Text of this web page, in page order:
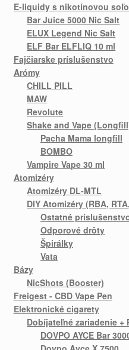
E-liquidy s nikotínovou
Bar Juice 5000 Nic Salt
ELUX Legend Nic Salt
ELF Bar ELFLIQ 10 ml
Fajčiarske príslušenstvo
Arómy
CHILL PILL
MAW
Revolute
Shake and Vape
Pacha Mama longfill
BOMBO
Vampire Vape 30 ml
Atomizéry
Atomizéry DL-MTL
DIY Atomizéry (RBA,
Ostatné
Odporové drôty
Špirálky
Vata
Bázy
NicShots (Booster)
Freigest - CBD Vape Pen
Elektronické cigarety
Dobíjateľné zariadenie +
DOVPO AYCE Bar